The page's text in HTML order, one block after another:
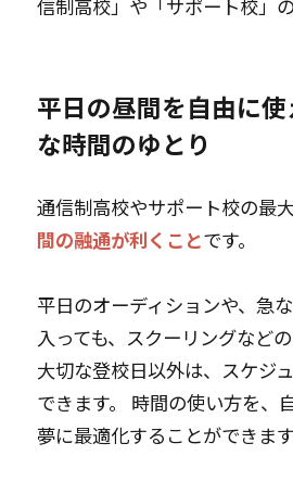
信制高校」や「サポート校」の
平日の昼間を自由に
な時間のゆとり
通信制高校やサポート校の最
間の融通が利くことです。
平日のオーディションや、急
入っても、スクーリングなど
大切な登校日以外は、スケジ
できます。 時間の使い方を、
夢に最適化することができます